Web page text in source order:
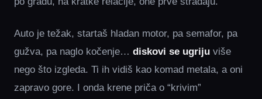
Auto je težak, startaš hladan motor, pa semafor, pa
gužva, pa naglo kočenje… diskovi se ugriju više
nego što izgleda. Ti ih vidiš kao komad metala, a oni
zapravo gore. I onda krene priča o “krivim”